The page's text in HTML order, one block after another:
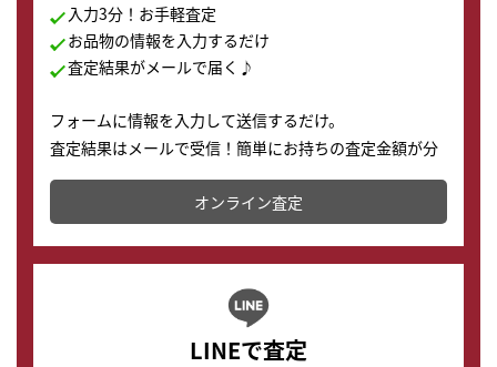
入力3分！お手軽査定
お品物の情報を入力するだけ
査定結果がメールで届く♪
フォームに情報を入力して送信するだけ。
査定結果はメールで受信！簡単にお持ちの査定金額が分
かります。
オンライン査定
LINEで査定